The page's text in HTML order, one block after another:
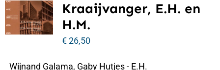
Kraaijvanger, E.H. en
H.M.
€26,50
Wijnand Galama, Gaby Hutjes - E.H.